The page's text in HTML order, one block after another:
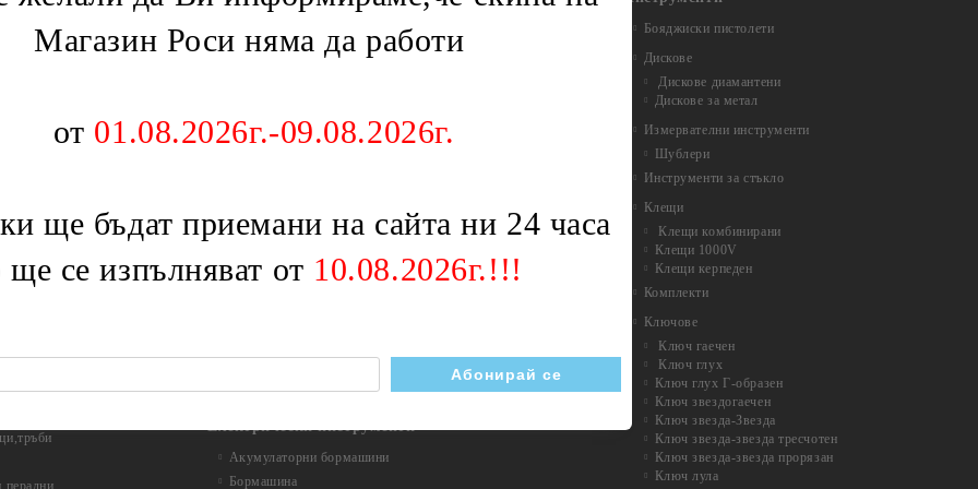
и термоограничители
перални
Ключове,бутони,релета
Бутони
Ключове
Ключове
Разклонител без кабел
Разклонители със защита
Кабели,букси,преходници
Подвижна лампа
Електрически инструменти
Акумулаторни бормашини
Бормашина
Бояджиски пистолети
Дискове
Дискове диамантени
Дискове за метал
Измервателни инструменти
Шублери
Инструменти за стъкло
Клещи
Клещи комбинирани
Клещи 1000V
Клещи керпеден
Комплекти
Ключове
Ключ гаечен
Ключ глух
Ключ глух Г-образен
Ключ звездогаечен
Ключ звезда-Звезда
Ключ звезда-звезда тресчотен
Ключ звезда-звезда прорязан
Ключ лула
Магазин Роси няма да работи
от 01.08.2026г.-09.08.2026г.
ще бъдат приемани на сайта ни 24 часа
ще се изпълняват от 10.08.2026г.!!!